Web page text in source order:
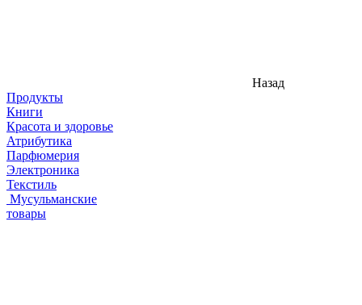
Назад
Продукты
Книги
Красота и здоровье
Атрибутика
Парфюмерия
Электроника
Текстиль
Мусульманские
товары